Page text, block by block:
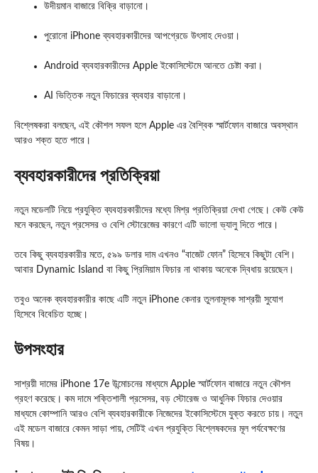
উদীয়মান বাজারে বিক্রি বাড়ানো।
পুরোনো iPhone ব্যবহারকারীদের আপগ্রেডে উৎসাহ দেওয়া।
Android ব্যবহারকারীদের Apple ইকোসিস্টেমে আনতে চেষ্টা করা।
AI ভিত্তিক নতুন ফিচারের ব্যবহার বাড়ানো।
বিশ্লেষকরা বলছেন, এই কৌশল সফল হলে Apple এর বৈশ্বিক স্মার্টফোন বাজারে অবস্থান
আরও শক্ত হতে পারে।
ব্যবহারকারীদের প্রতিক্রিয়া
নতুন মডেলটি নিয়ে প্রযুক্তি ব্যবহারকারীদের মধ্যে মিশ্র প্রতিক্রিয়া দেখা গেছে। কেউ কেউ
মনে করছেন, নতুন প্রসেসর ও বেশি স্টোরেজের কারণে এটি ভালো ভ্যালু দিতে পারে।
তবে কিছু ব্যবহারকারীর মতে, ৫৯৯ ডলার দাম এখনও “বাজেট ফোন” হিসেবে কিছুটা বেশি।
আবার Dynamic Island বা কিছু প্রিমিয়াম ফিচার না থাকায় অনেকে দ্বিধায় রয়েছেন।
তবুও অনেক ব্যবহারকারীর কাছে এটি নতুন iPhone কেনার তুলনামূলক সাশ্রয়ী সুযোগ
হিসেবে বিবেচিত হচ্ছে।
উপসংহার
সাশ্রয়ী দামের iPhone 17e উন্মোচনের মাধ্যমে Apple স্মার্টফোন বাজারে নতুন কৌশল
গ্রহণ করেছে। কম দামে শক্তিশালী প্রসেসর, বড় স্টোরেজ ও আধুনিক ফিচার দেওয়ার
মাধ্যমে কোম্পানি আরও বেশি ব্যবহারকারীকে নিজেদের ইকোসিস্টেমে যুক্ত করতে চায়। নতুন
এই মডেল বাজারে কেমন সাড়া পায়, সেটিই এখন প্রযুক্তি বিশ্লেষকদের মূল পর্যবেক্ষণের
বিষয়।